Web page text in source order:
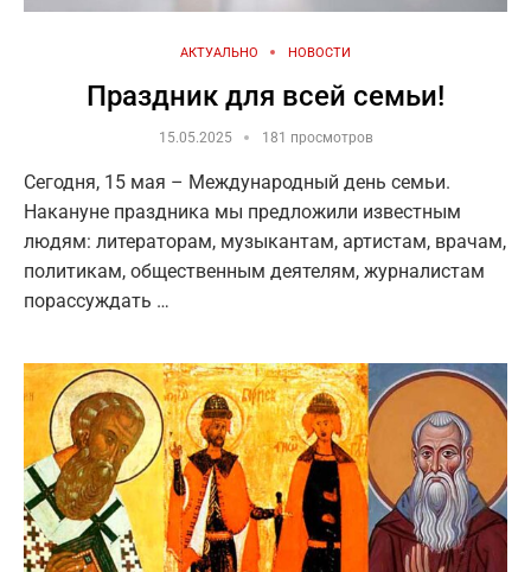
АКТУАЛЬНО НОВОСТИ
Праздник для всей семьи!
15.05.2025 181 просмотров
Сегодня, 15 мая – Международный день семьи.
Накануне праздника мы предложили известным
людям: литераторам, музыкантам, артистам, врачам,
политикам, общественным деятелям, журналистам
порассуждать …